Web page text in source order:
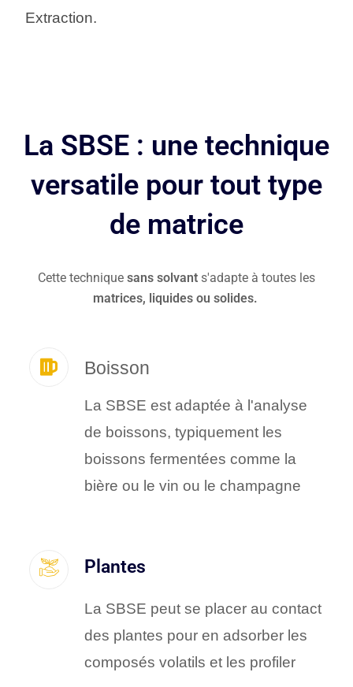
Extraction.
La SBSE : une technique
versatile pour tout type
de matrice
Cette technique sans solvant s'adapte à toutes les
matrices, liquides ou solides.
Boisson
La SBSE est adaptée à l'analyse
de boissons, typiquement les
boissons fermentées comme la
bière ou le vin ou le champagne
Plantes
La SBSE peut se placer au contact
des plantes pour en adsorber les
composés volatils et les profiler